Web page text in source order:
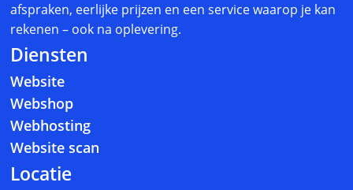
afspraken, eerlijke prijzen en een service waarop je kan
rekenen – ook na oplevering.
Diensten
Website
Webshop
Webhosting
Website scan
Locatie